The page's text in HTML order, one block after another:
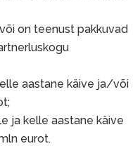
on teenust pakkuvad
aastane käive ja/või
ja kelle aastane käive
eurot.